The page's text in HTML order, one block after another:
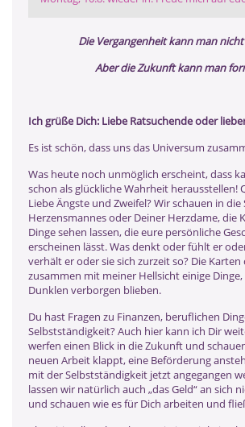
Die Vergangenheit kann man
Aber die Zukunft kann man
Ich grüße Dich: Liebe Ratsuchende oder
Es ist schön, dass uns das Universum
Was heute noch unmöglich erscheint, dass
schon als glückliche Wahrheit herausstellen!
Liebe Ängste und Zweifel? Wir schauen in die
Herzensmannes oder Deiner Herzdame, die
Dinge sehen lassen, die eure persönliche
erscheinen lässt. Was denkt oder fühlt er
verhält er oder sie sich zurzeit so? Die
zusammen mit meiner Hellsicht einige
Dunklen verborgen blieben.
Du hast Fragen zu Finanzen, beruflichen
Selbstständigkeit? Auch hier kann ich Dir
werfen einen Blick in die Zukunft und
neuen Arbeit klappt, eine Beförderung
mit der Selbstständigkeit jetzt angegangen
lassen wir natürlich auch „das Geld“ an sich
und schauen wie es für Dich arbeiten und